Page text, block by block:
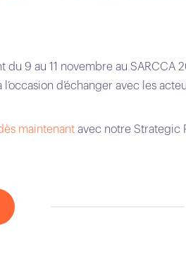
du 9 au 11 novembre au SARCCA
d’échanger avec les
maintenant avec notre Strategic